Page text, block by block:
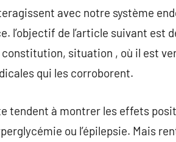
avec notre système
l’objectif de l’article suivant est
situation , où il est
qui les corroborent.
tendent à montrer les effets
ou l’épilepsie. Mais